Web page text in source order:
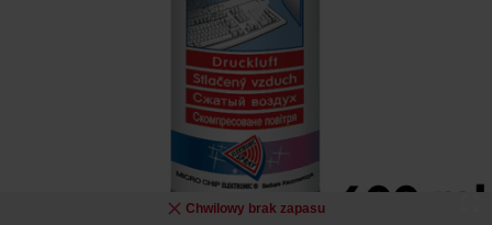
Chwilowy brak zapasu